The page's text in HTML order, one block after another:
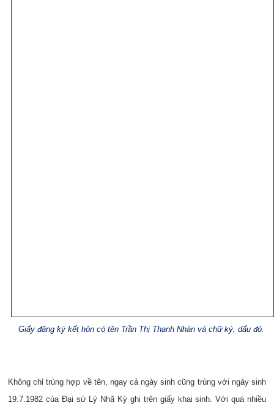
Giấy đăng ký kết hôn có tên Trần Thị Thanh Nhàn và chữ ký, dấu đỏ.
Không chỉ trùng hợp về tên, ngay cả ngày sinh cũng trùng với ngày sinh
19.7.1982 của Đại sứ Lý Nhã Kỳ ghi trên giấy khai sinh. Với quá nhiều